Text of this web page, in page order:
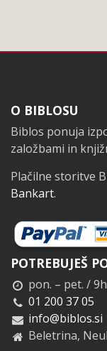
Noga
O BIBLOSU
Biblos ponuja
založbami in
Plačilne storitve
Bankart.
POTREBUJEŠ
pon. – pet. /
01 200 37 05
info@biblos.si
Beletrina,